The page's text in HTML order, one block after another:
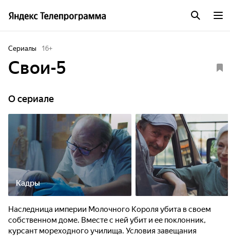
Сериалы 16+
Свои-5
O сериале
Кадры
Наследница империи Молочного Короля убита в своем
собственном доме. Вместе с ней убит и ее поклонник,
курсант мореходного училища. Условия завещания